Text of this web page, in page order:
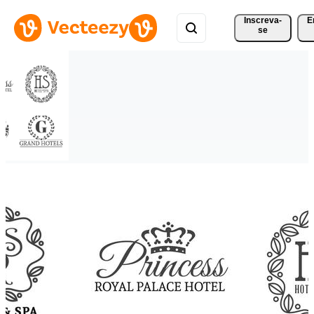
Inscreva-
se